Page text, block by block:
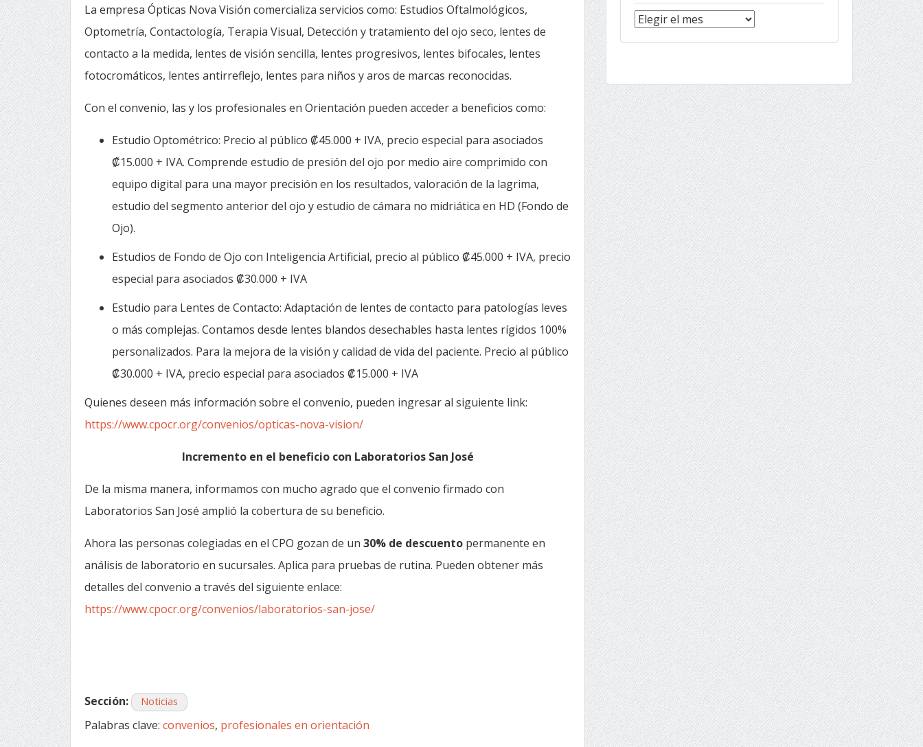
La empresa Ópticas Nova Visión comercializa servicios como: Estudios Oftalmológicos,
Optometría, Contactología, Terapia Visual, Detección y tratamiento del ojo seco, lentes de
contacto a la medida, lentes de visión sencilla, lentes progresivos, lentes bifocales, lentes
fotocromáticos, lentes antirreflejo, lentes para niños y aros de marcas reconocidas.
Con el convenio, las y los profesionales en Orientación pueden acceder a beneficios como:
Estudio Optométrico: Precio al público ₡45.000 + IVA, precio especial para asociados
₡15.000 + IVA. Comprende estudio de presión del ojo por medio aire comprimido con
equipo digital para una mayor precisión en los resultados, valoración de la lagrima,
estudio del segmento anterior del ojo y estudio de cámara no midriática en HD (Fondo de
Ojo).
Estudios de Fondo de Ojo con Inteligencia Artificial, precio al público ₡45.000 + IVA, precio
especial para asociados ₡30.000 + IVA
Estudio para Lentes de Contacto: Adaptación de lentes de contacto para patologías leves
o más complejas. Contamos desde lentes blandos desechables hasta lentes rígidos 100%
personalizados. Para la mejora de la visión y calidad de vida del paciente. Precio al público
₡30.000 + IVA, precio especial para asociados ₡15.000 + IVA
Quienes deseen más información sobre el convenio, pueden ingresar al siguiente link:
https://www.cpocr.org/convenios/opticas-nova-vision/
Incremento en el beneficio con Laboratorios San José
De la misma manera, informamos con mucho agrado que el convenio firmado con
Laboratorios San José amplió la cobertura de su beneficio.
Ahora las personas colegiadas en el CPO gozan de un 30% de descuento permanente en
análisis de laboratorio en sucursales. Aplica para pruebas de rutina. Pueden obtener más
detalles del convenio a través del siguiente enlace:
https://www.cpocr.org/convenios/laboratorios-san-jose/
Sección: Noticias
Palabras clave: convenios, profesionales en orientación
Noticias
(archivo)